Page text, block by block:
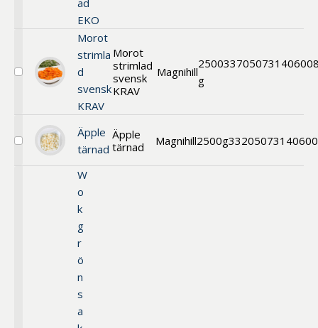
ad
EKO
Välj
svensk
Morot
strimla
d
svensk
KRAV
Morot
strimlad
svensk
KRAV
Magnihill
2500
g
33705
Välj
tärnad
Äpple
tärnad
Äpple
tärnad
Magnihill2500g33205
W
o
k
g
r
ö
n
s
a